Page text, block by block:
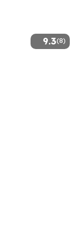
9.3(8)